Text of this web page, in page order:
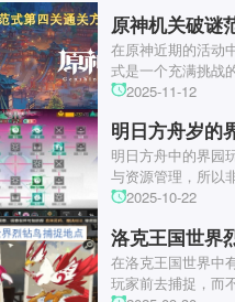
场资讯让众多玩家
本次官方也宣布游
陆PS5、Xbox以及
趣的玩家们可以继
在原神近期的活动
式是一个充满挑战
中第四关是许多玩
机关破谜范式第四
玩家们能够顺利通
家们快来一起看看
2025-11-12
明日方舟中的界园
与资源管理，所以
操作和规划能力。
丰富多样的角色体
战术需求。电表倒
心挑战之一，玩家
2025-10-22
在洛克王国世界中
玩家前去捕捉，而